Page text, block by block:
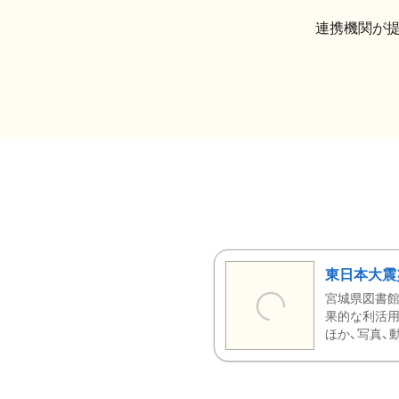
連携機関が
東日本大
宮城県図書
果的な利活
ほか、写真、